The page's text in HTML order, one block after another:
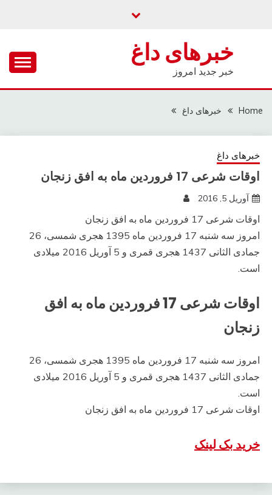
خبرهای داغ
خبر جدید امروز
Home خبرهای داغ
خبرهای داغ
اوقات شرعی 17 فروردین ماه به افق زنجان
آوریل 5, 2016
اوقات شرعی 17 فروردین ماه به افق زنجان
امروز سه شنبه 17 فروردین ماه 1395 هجری شمسی، 26
جمادی الثانی 1437 هجری قمری و 5 آوریل 2016 میلادی
است.
اوقات شرعی 17 فروردین ماه به افق
زنجان
امروز سه شنبه 17 فروردین ماه 1395 هجری شمسی، 26
جمادی الثانی 1437 هجری قمری و 5 آوریل 2016 میلادی
است.
اوقات شرعی 17 فروردین ماه به افق زنجان
خرید بک لینک